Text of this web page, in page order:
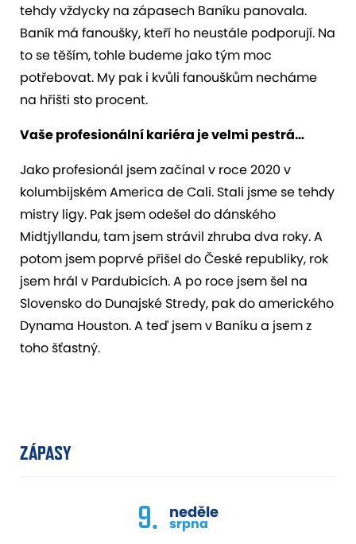
tehdy vždycky na zápasech Baníku panovala.
Baník má fanoušky, kteří ho neustále podporují. Na
to se těším, tohle budeme jako tým moc
potřebovat. My pak i kvůli fanouškům necháme
na hřišti sto procent.
Vaše profesionální kariéra je velmi pestrá…
Jako profesionál jsem začínal v roce 2020 v
kolumbijském America de Cali. Stali jsme se tehdy
mistry ligy. Pak jsem odešel do dánského
Midtjyllandu, tam jsem strávil zhruba dva roky. A
potom jsem poprvé přišel do České republiky, rok
jsem hrál v Pardubicích. A po roce jsem šel na
Slovensko do Dunajské Stredy, pak do amerického
Dynama Houston. A teď jsem v Baníku a jsem z
toho šťastný.
ZÁPASY
9. neděle
srpna